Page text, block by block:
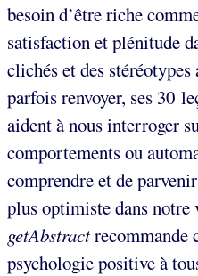
besoin d’être riche
satisfaction et plénitude
clichés et des
parfois renvoyer, ses 30
aident à nous interroger
comportements ou
comprendre et de
plus optimiste dans notre
getAbstractrecommande
psychologie positive à